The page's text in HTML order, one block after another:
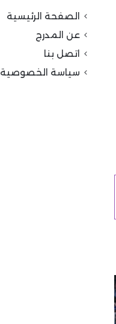
الصفحة الرئيسية
عن المدرج
اتصل بنا
سياسة الخصوصية